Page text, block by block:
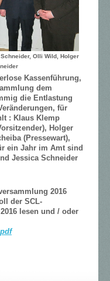
Olli Wild, Holger
Kassenführung,
dem
die Entlastung
für
: Klaus Klemp
Holger
(Pressewart),
ein Jahr im Amt sind
Jessica Schneider
2016
der SCL-
lesen und / oder